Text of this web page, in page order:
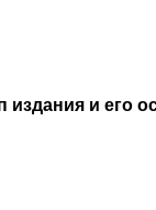
издания и его